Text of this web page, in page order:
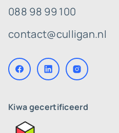
088 98 99 100
contact@culligan.nl
Kiwa gecertificeerd